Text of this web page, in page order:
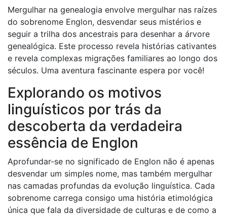
Mergulhar na genealogia envolve mergulhar nas raízes
do sobrenome Englon, desvendar seus mistérios e
seguir a trilha dos ancestrais para desenhar a árvore
genealógica. Este processo revela histórias cativantes
e revela complexas migrações familiares ao longo dos
séculos. Uma aventura fascinante espera por você!
Explorando os motivos
linguísticos por trás da
descoberta da verdadeira
essência de Englon
Aprofundar-se no significado de Englon não é apenas
desvendar um simples nome, mas também mergulhar
nas camadas profundas da evolução linguística. Cada
sobrenome carrega consigo uma história etimológica
única que fala da diversidade de culturas e de como a